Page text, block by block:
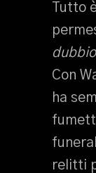
Tutto
Con
ha
relitti